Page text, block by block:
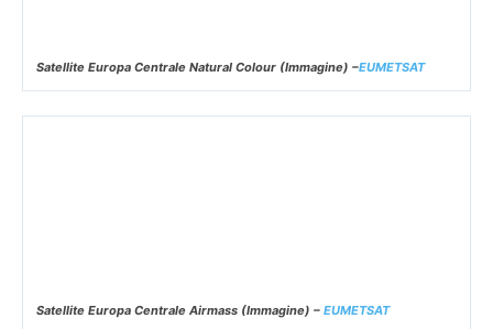
Satellite Europa Centrale Natural Colour (Immagine) –EUMETSAT
Satellite Europa Centrale Airmass (Immagine) – EUMETSAT